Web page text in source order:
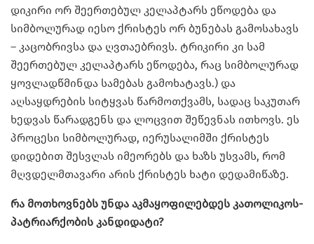
დიკირი ორ შეერთებულ კელაპტარს ეწოდება და
სიმბოლურად იესო ქრისტეს ორ ბუნებას გამოსახავს
– კაცობრივსა და ღვთაებრივს. ტრიკირი კი სამ
შეერთებულ კელაპტარს ეწოდება, რაც სიმბოლურად
ყოვლადწმინდა სამებას გამოხატავს.) და
აღსაყდრების სიტყვას წარმოთქვამს, სადაც საკუთარ
ხედვას წარადგენს და ლოცვით შეწევნას ითხოვს. ეს
პროცესი სიმბოლურად, იერუსალიმში ქრისტეს
დიდებით შესვლას იმეორებს და ხაზს უსვამს, რომ
მღვდელმთავარი არის ქრისტეს ხატი დედამიწაზე.
რა მოთხოვნებს უნდა აკმაყოფილებდეს კათოლიკოს-
პატრიარქობის კანდიდატი?